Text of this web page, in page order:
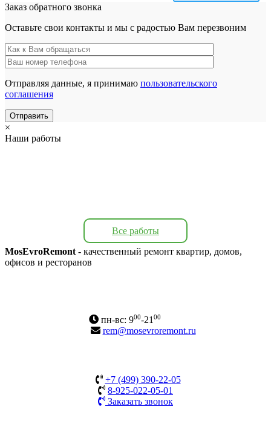
Заказ обратного звонка
Оставьте свои контакты и мы с радостью Вам перезвоним
Отправляя данные, я принимаю пользовательского
соглашения
×
Наши работы
Все работы
MosEvroRemont - качественный ремонт квартир, домов,
офисов и ресторанов
пн-вс: 900-21 00
rem@mosevroremont.ru
+7 (499) 390-22-05
8-925-022-05-01
Заказать звонок